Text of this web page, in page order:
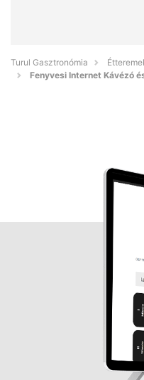
Turul Gasztronómia
Fenyvesi Internet Kávézó